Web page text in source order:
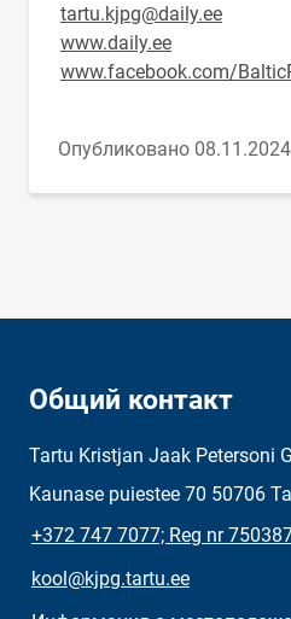
tartu.kjpg@daily.ee
www.daily.ee
www.facebook.com/
Опубликовано
Общий контакт
Tartu Kristjan Jaak Petersoni
Kaunase puiestee 70 50706
+372 747 7077; Reg nr
kool@kjpg.tartu.ee